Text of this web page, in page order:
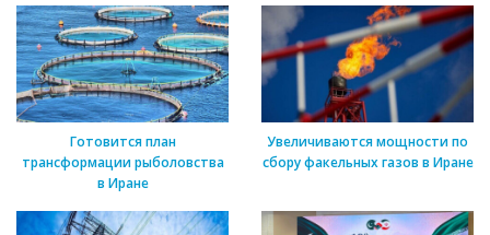
Готовится план
трансформации рыболовства
в Иране
Увеличиваются мощности по
сбору факельных газов в Иране